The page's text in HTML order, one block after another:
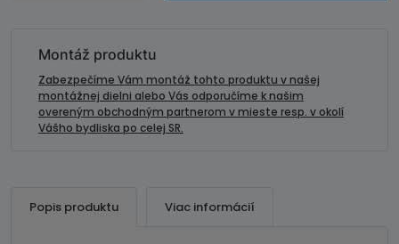
volante
MAZDA
Montáž produktu
Zabezpečíme Vám montáž tohto produktu v našej
montážnej dielni alebo Vás odporučíme k našim
overeným obchodným partnerom v mieste resp. v okolí
Vášho bydliska po celej SR.
Popis produktu Viac informácií